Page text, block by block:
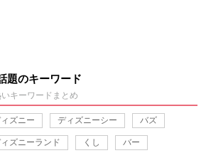
題のキーワード
キーワードまとめ
ズニー ディズニーシー バズ
ズニーランド くし バー